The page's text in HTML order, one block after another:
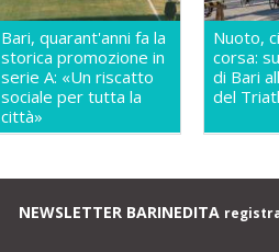
Bari, quarant'anni fa la
storica promozione in
serie A: «Un riscatto
sociale per tutta la
città»
Nuoto,
corsa:
di Bari
del
NEWSLETTER BARINEDITA